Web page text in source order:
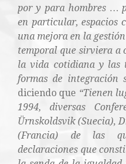
por y para hombres …
en particular, espacios
una mejora en la
temporal que sirviera a
la vida cotidiana y las
formas de integración
diciendo que “Tienen
1994, diversas
Ürnskoldsvik (Suecia),
(Francia) de las
declaraciones que